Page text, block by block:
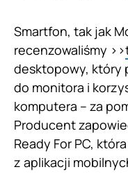
Smartfon, tak jak
recenzowaliśmy >>
desktopowy, który
do monitora i
komputera – za
Producent
Ready For PC,
z aplikacji